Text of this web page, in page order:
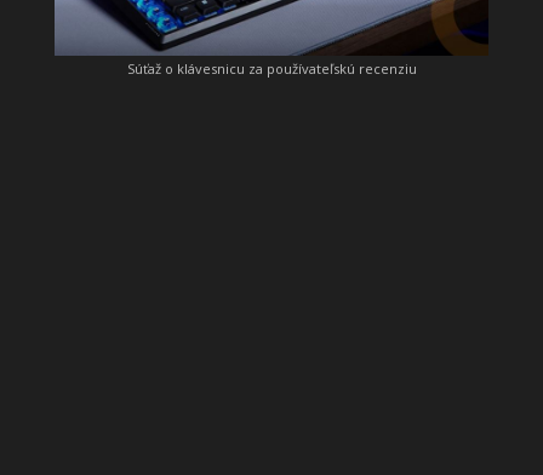
Súťaž o klávesnicu za používateľskú recenziu